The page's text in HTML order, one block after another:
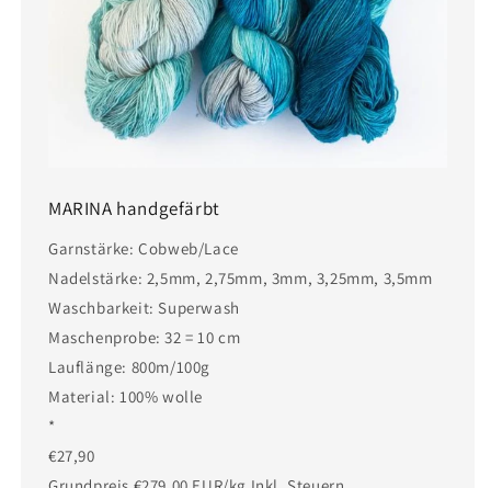
MARINA handgefärbt
Garnstärke: Cobweb/Lace
Nadelstärke: 2,5mm, 2,75mm, 3mm, 3,25mm, 3,5mm
Waschbarkeit: Superwash
Maschenprobe: 32 = 10 cm
Lauflänge: 800m/100g
Material: 100% wolle
*
€27,90